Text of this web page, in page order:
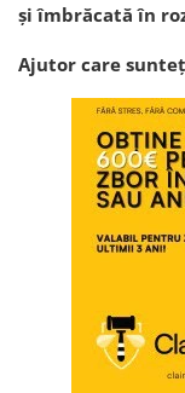
și îmbrăcată în
Ajutor care